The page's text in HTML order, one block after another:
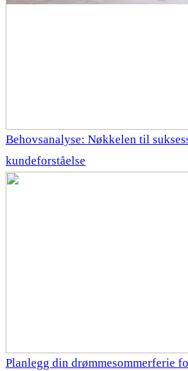
Behovsanalyse: Nøkkelen til
kundeforståelse
Planlegg din drømmesommerferie